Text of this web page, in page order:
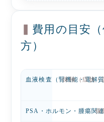
費用の目安
方）
血液検査（腎機能・電解
保険（症状・
PSA・ホルモン・腫瘍関連
保